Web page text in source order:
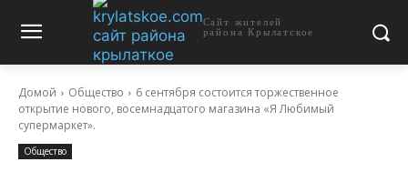
Сайт жителей
района Крылатское
Домой Общество
6 сентября состоится торжественное
открытие нового, восемнадцатого магазина «Я Любимый
супермаркет».
Общество